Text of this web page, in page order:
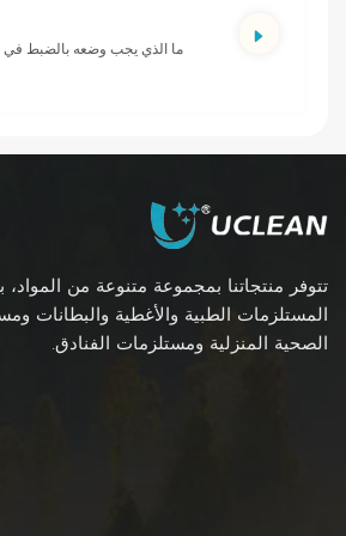
ما الذي يجب وضعه بالضبط في
تتوفر منتجاتنا بمجموعة متنوعة من
المستلزمات الطبية والأغطية والبطانات
الصحية المنزلية ومستلزمات الفنادق.